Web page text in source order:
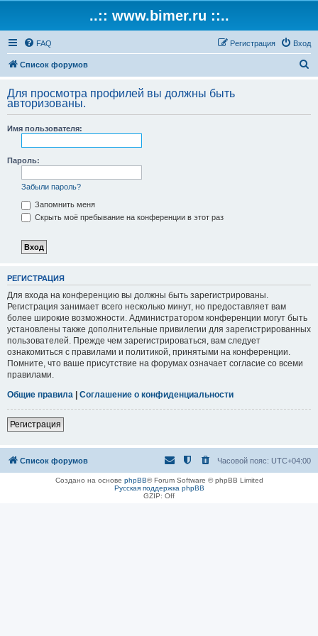
..:: www.bimer.ru ::..
FAQ Вход
Регистрация
Список форумов
с
Для просмотра профилей вы должны быть
авторизованы.
Имя пользователя:
Пароль:
Забыли пароль?
Запомнить меня
Скрыть моё пребывание на конференции в этот раз
РЕГИСТРАЦИЯ
Для входа на конференцию вы должны быть зарегистрированы.
Регистрация занимает всего несколько минут, но предоставляет вам
более широкие возможности. Администратором конференции могут быть
установлены также дополнительные привилегии для зарегистрированных
пользователей. Прежде чем зарегистрироваться, вам следует
ознакомиться с правилами и политикой, принятыми на конференции.
Помните, что ваше присутствие на форумах означает согласие со всеми
правилами.
Общие правила | Соглашение о конфиденциальности
Регистрация
Список форумов Часовой пояс: UTC+04:00
Создано на основе phpBB® Forum Software © phpBB Limited
Русская поддержка phpBB
GZIP: Off